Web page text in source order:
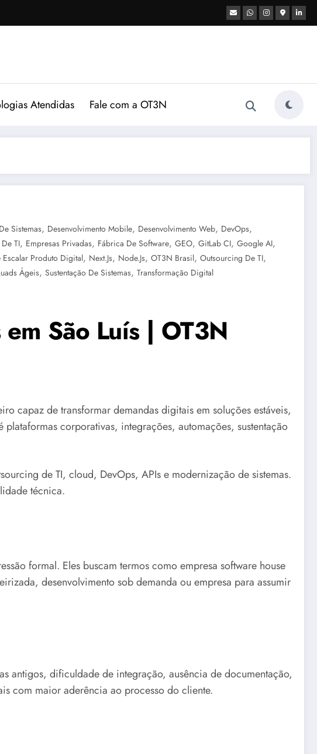
Atendidas Fale com a OT3N
Sistemas, Desenvolvimento Mobile, Desenvolvimento Web, DevOps,
TI, Empresas Privadas, Fábrica De Software, GEO, GitLab CI, Google AI,
Produto Digital, Next.js, Node.js, OT3N Brasil, Outsourcing De TI,
Ágeis, Sustentação De Sistemas, Transformação Digital
São Luís | OT3N
capaz de transformar demandas digitais em soluções estáveis,
corporativas, integrações, automações, sustentação
de TI, cloud, DevOps, APIs e modernização de sistemas.
técnica.
formal. Eles buscam termos como empresa software house
desenvolvimento sob demanda ou empresa para assumir
antigos, dificuldade de integração, ausência de documentação,
com maior aderência ao processo do cliente.